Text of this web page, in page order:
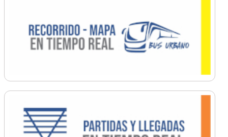
Ordenamiento
Promoción Social
Salud
Secretaría General